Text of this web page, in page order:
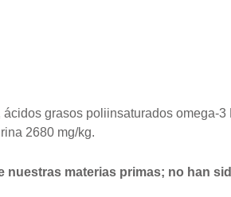
grasos poliinsaturados omega-3
2680 mg/kg.
materias primas; no han